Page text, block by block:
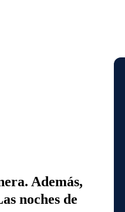
Además,
noches de